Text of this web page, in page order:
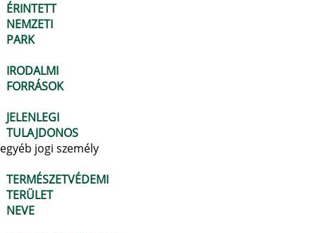
ÉRINTETT
NEMZETI
PARK
IRODALMI
FORRÁSOK
JELENLEGI
TULAJDONOS
egyéb jogi személy
TERMÉSZETVÉDEMI
TERÜLET
NEVE